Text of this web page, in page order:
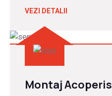
VEZI DETALII
Montaj Acoperis